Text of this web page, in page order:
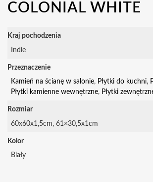
COLONIAL WHITE
Kraj pochodzenia
Indie
Przeznaczenie
Kamień na ścianę w salonie, Płytki do kuchni,
Płytki kamienne wewnętrzne, Płytki
Rozmiar
60x60x1,5cm, 61×30,5x1cm
Kolor
Biały